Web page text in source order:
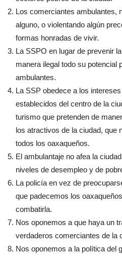
Los comerciantes ambulantes,
alguno, o violentando algún
formas honradas de vivir.
La SSPO en lugar de prevenir
manera ilegal todo su potencial
ambulantes.
La SSP obedece a los
establecidos del centro de la
turismo que pretenden de
los atractivos de la ciudad, que
todos los oaxaqueños.
El ambulantaje no afea la
niveles de desempleo y de
La policía en vez de
que padecemos los
combatirla.
Nos oponemos a que haya un
verdaderos comerciantes de la
Nos oponemos a la política del